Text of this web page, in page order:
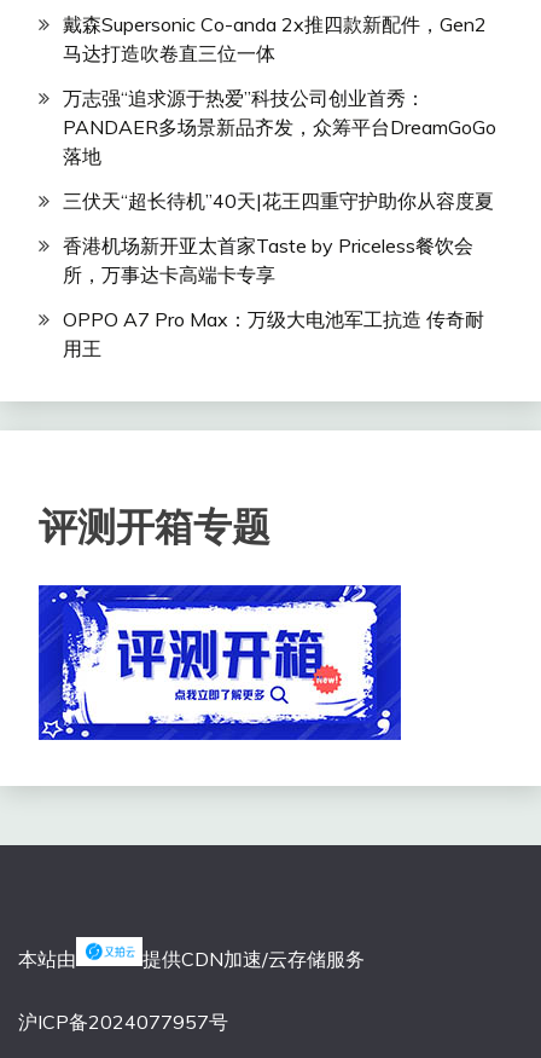
戴森Supersonic Co-anda 2x推四款新配件，Gen2
马达打造吹卷直三位一体
万志强“追求源于热爱”科技公司创业首秀：
PANDAER多场景新品齐发，众筹平台DreamGoGo
落地
三伏天“超长待机”40天|花王四重守护助你从容度夏
香港机场新开亚太首家Taste by Priceless餐饮会
所，万事达卡高端卡专享
OPPO A7 Pro Max：万级大电池军工抗造 传奇耐
用王
评测开箱专题
本站由 提供CDN加速/云存储服务
沪ICP备2024077957号